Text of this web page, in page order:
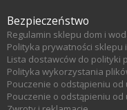
Bezpieczeństwo
Regulamin sklepu dom i
Polityka prywatności sklepu
Lista dostawców do polityki
Polityka wykorzystania
Pouczenie o odstąpieniu
Pouczenie o odstąpieniu od